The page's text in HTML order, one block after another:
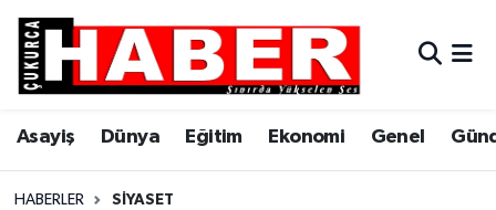
Asayiş Dünya Eğitim Ekonomi Genel
HABERLER SIYASET
Asayiş
Dünya
Eğitim
Hava Durumu
Trafik Durumu
Süper Lig Puan Durumu ve Fikstür